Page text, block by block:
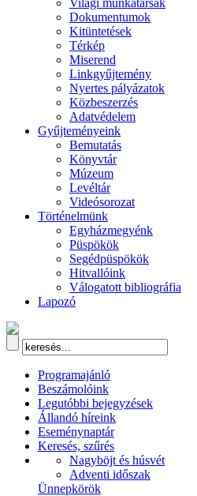
Világi munkatársak
Dokumentumok
Kitüntetések
Térkép
Miserend
Linkgyűjtemény
Nyertes pályázatok
Közbeszerzés
Adatvédelem
Gyűjteményeink
Bemutatás
Könyvtár
Múzeum
Levéltár
Videósorozat
Történelmünk
Egyházmegyénk
Püspökök
Segédpüspökök
Hitvallóink
Válogatott bibliográfia
Lapozó
Programajánló
Beszámolóink
Legutóbbi bejegyzések
Állandó híreink
Eseménynaptár
Keresés, szűrés
Nagyböjt és húsvét
Adventi időszak
Ünnepkörök